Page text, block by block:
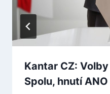
Kantar CZ:
Spolu, hnutí